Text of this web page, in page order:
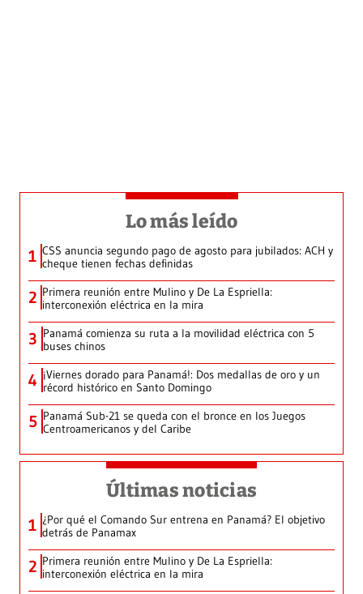
Lo más leído
1 CSS anuncia segundo pago de agosto para jubilados: ACH y
cheque tienen fechas definidas
2 Primera reunión entre Mulino y De La Espriella:
interconexión eléctrica en la mira
3 Panamá comienza su ruta a la movilidad eléctrica con 5
buses chinos
4 ¡Viernes dorado para Panamá!: Dos medallas de oro y un
récord histórico en Santo Domingo
5 Panamá Sub-21 se queda con el bronce en los Juegos
Centroamericanos y del Caribe
Últimas noticias
1 ¿Por qué el Comando Sur entrena en Panamá? El objetivo
detrás de Panamax
2 Primera reunión entre Mulino y De La Espriella:
interconexión eléctrica en la mira